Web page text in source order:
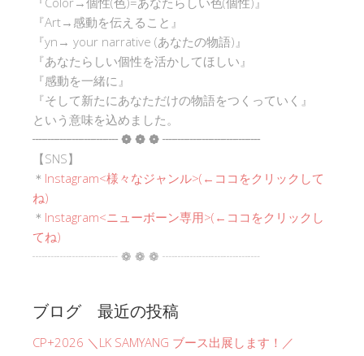
『Art→感動を伝えること』
『yn→ your narrative (あなたの物語)』
『あなたらしい個性を活かしてほしい』
『感動を一緒に』
『そして新たにあなただけの物語をつくっていく』
という意味を込めました。
┈┈┈┈┈┈┈ ❁ ❁ ❁ ┈┈┈┈┈┈┈┈
【SNS】
＊ Instagram<様々なジャンル>(←ココをクリックして
ね)
＊ Instagram<ニューボーン専用>(←ココをクリックし
てね)
┈┈┈┈┈┈┈ ❁ ❁ ❁ ┈┈┈┈┈┈┈┈
ブログ 最近の投稿
CP+2026 ＼LK SAMYANG ブース出展します！／